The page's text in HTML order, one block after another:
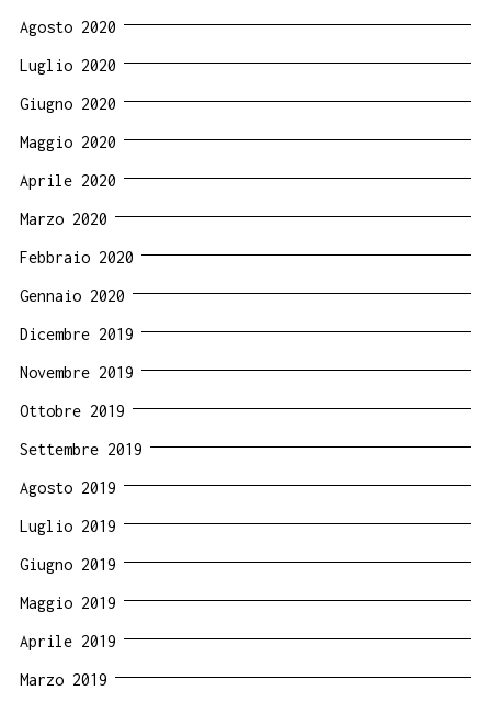
Agosto 2020
Luglio 2020
Giugno 2020
Maggio 2020
Aprile 2020
Marzo 2020
Febbraio 2020
Gennaio 2020
Dicembre 2019
Novembre 2019
Ottobre 2019
Settembre 2019
Agosto 2019
Luglio 2019
Giugno 2019
Maggio 2019
Aprile 2019
Marzo 2019